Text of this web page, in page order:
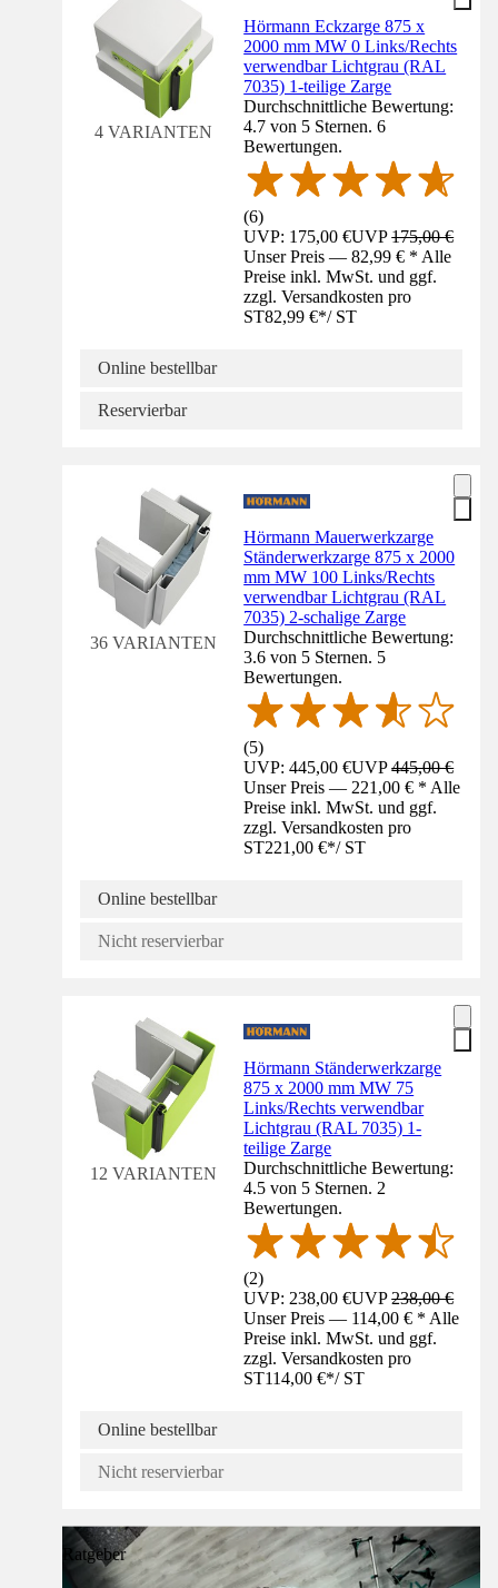
4 VARIANTEN
Hörmann Eckzarge 875 x
2000 mm MW 0 Links/Rechts
verwendbar Lichtgrau (RAL
7035) 1-teilige Zarge
Durchschnittliche Bewertung:
4.7 von 5 Sternen. 6
Bewertungen.
(6)
UVP: 175,00 €UVP175,00 €
Unser Preis — 82,99 € * Alle
Preise inkl. MwSt. und ggf.
zzgl. Versandkosten pro
ST82,99 €*/ ST
Online bestellbar
Reservierbar
36 VARIANTEN
Hörmann Mauerwerkzarge
Ständerwerkzarge 875 x 2000
mm MW 100 Links/Rechts
verwendbar Lichtgrau (RAL
7035) 2-schalige Zarge
Durchschnittliche Bewertung:
3.6 von 5 Sternen. 5
Bewertungen.
(5)
UVP: 445,00 €UVP445,00 €
Unser Preis — 221,00 € * Alle
Preise inkl. MwSt. und ggf.
zzgl. Versandkosten pro
ST221,00 €*/ ST
Online bestellbar
Nicht reservierbar
12 VARIANTEN
Hörmann Ständerwerkzarge
875 x 2000 mm MW 75
Links/Rechts verwendbar
Lichtgrau (RAL 7035) 1-
teilige Zarge
Durchschnittliche Bewertung:
4.5 von 5 Sternen. 2
Bewertungen.
(2)
UVP: 238,00 €UVP238,00 €
Unser Preis — 114,00 € * Alle
Preise inkl. MwSt. und ggf.
zzgl. Versandkosten pro
ST114,00 €*/ ST
Online bestellbar
Nicht reservierbar
Ratgeber